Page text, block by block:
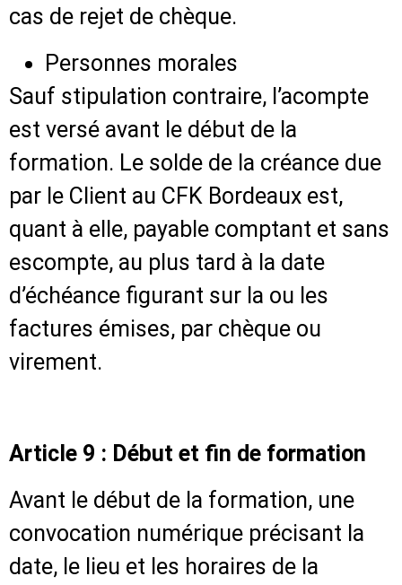
cas de rejet de chèque.
Personnes morales
Sauf stipulation contraire, l’acompte
est versé avant le début de la
formation. Le solde de la créance due
par le Client au CFK Bordeaux est,
quant à elle, payable comptant et sans
escompte, au plus tard à la date
d’échéance figurant sur la ou les
factures émises, par chèque ou
virement.
Article 9 : Début et fin de formation
Avant le début de la formation, une
convocation numérique précisant la
date, le lieu et les horaires de la